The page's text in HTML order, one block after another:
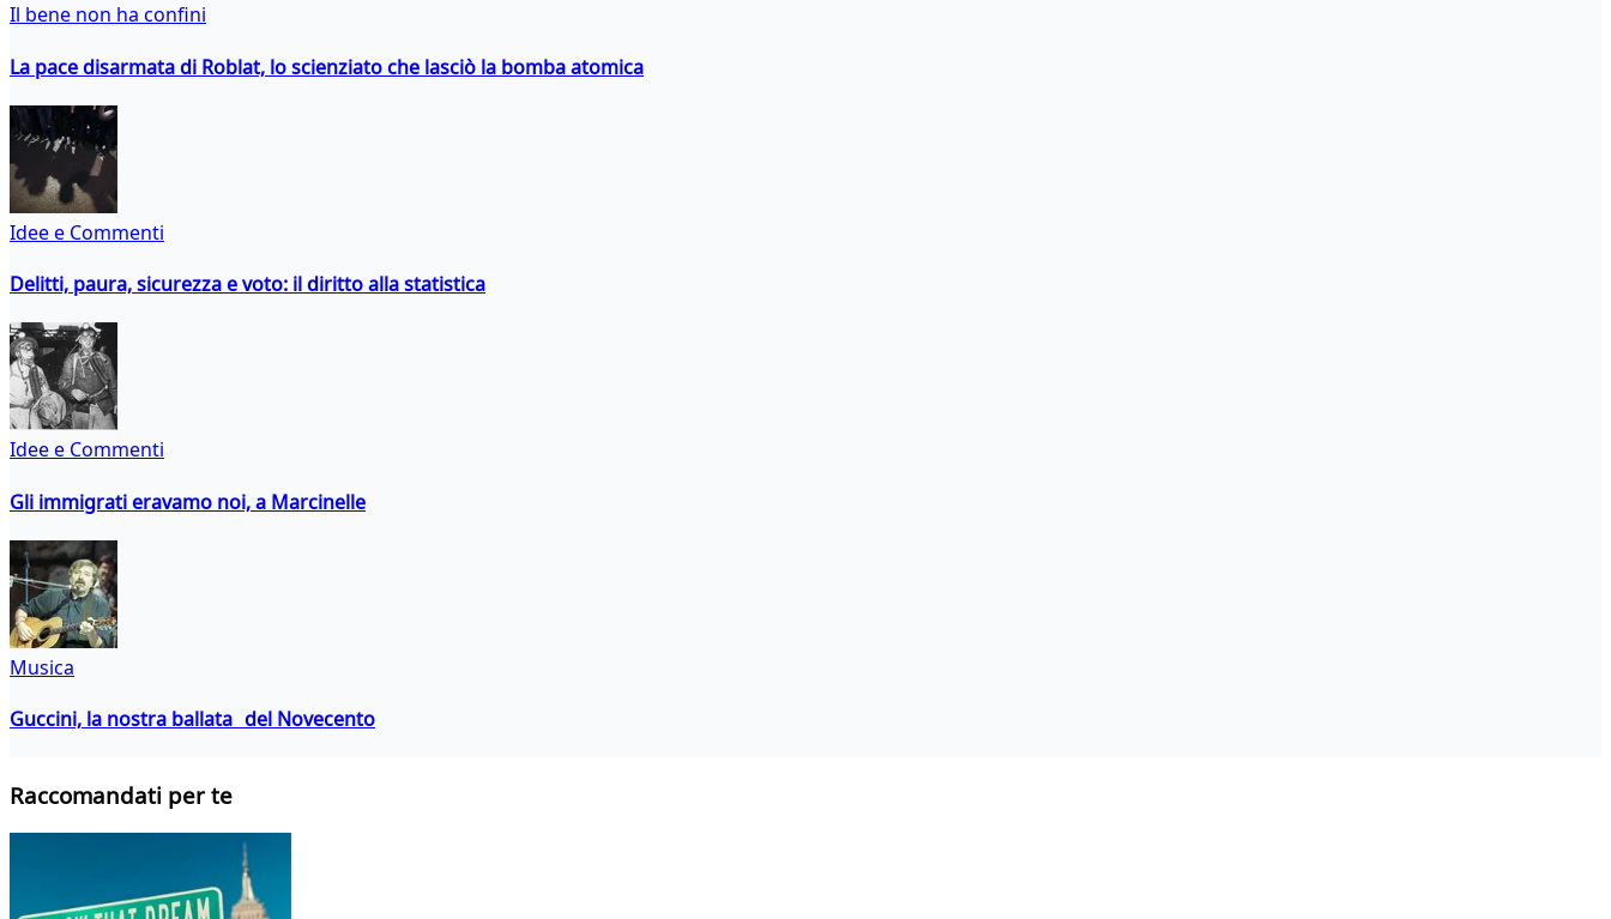
Il bene non ha confini
La pace disarmata di Roblat, lo scienziato che lasciò la bomba atomica
Idee e Commenti
Delitti, paura, sicurezza e voto: il diritto alla statistica
Idee e Commenti
Gli immigrati eravamo noi, a Marcinelle
Musica
Guccini, la nostra ballata del Novecento
Raccomandati per te